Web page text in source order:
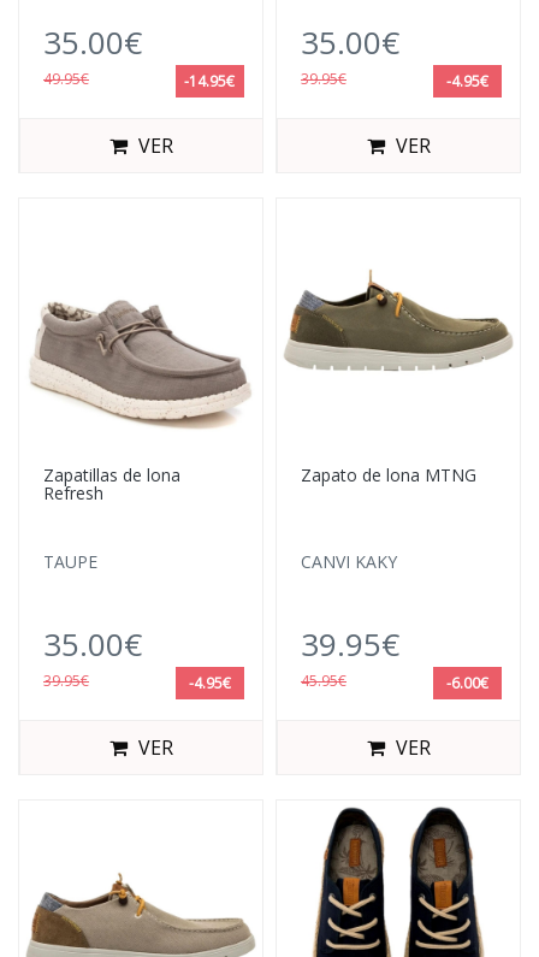
35.00€
49.95€ -14.95€
VER
35.00€
39.95€ -4.95€
VER
Zapatillas de lona
Refresh
TAUPE
35.00€
39.95€ -4.95€
VER
Zapato de lona MTNG
CANVI KAKY
39.95€
45.95€ -6.00€
VER